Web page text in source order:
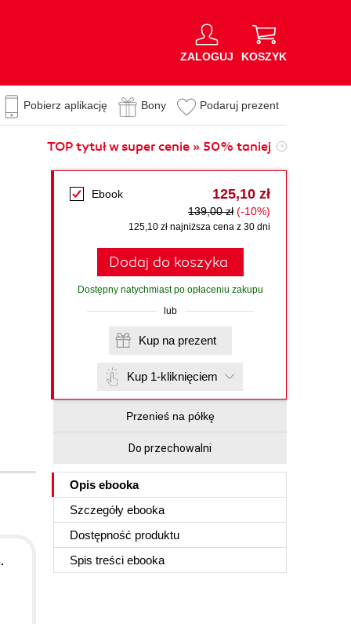
ZALOGUJ KOSZYK
Pobierz aplikację Bony Podaruj prezent
TOP tytuł w super cenie » 50% taniej
Ebook 125,10 zł
139,00 zł (-10%)
125,10 zł najniższa cena z 30 dni
Dodaj do koszyka
Dostępny natychmiast po opłaceniu zakupu
lub
Kup na prezent
Kup 1-kliknięciem
Przenieś na półkę
Do przechowalni
Opis ebooka
Szczegóły ebooka
Dostępność produktu
Spis treści ebooka